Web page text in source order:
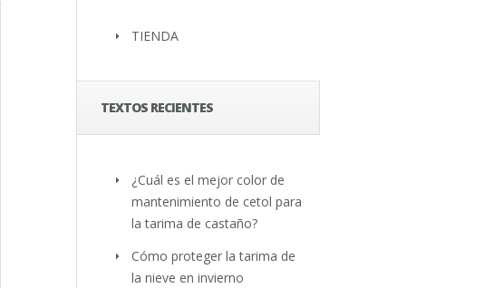
TIENDA
TEXTOS RECIENTES
¿Cuál es el mejor color de
mantenimiento de cetol para
la tarima de castaño?
Cómo proteger la tarima de
la nieve en invierno